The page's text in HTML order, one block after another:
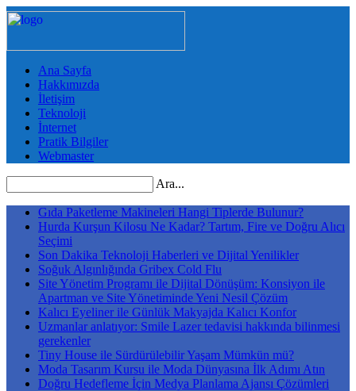
Ana Sayfa
Hakkımızda
İletişim
Teknoloji
İnternet
Pratik Bilgiler
Webmaster
Ara...
Gıda Paketleme Makineleri Hangi Tiplerde Bulunur?
Hurda Kurşun Kilosu Ne Kadar? Tartım, Fire ve Doğru Alıcı
Seçimi
Son Dakika Teknoloji Haberleri ve Dijital Yenilikler
Soğuk Algınlığında Gribex Cold Flu
Site Yönetim Programı ile Dijital Dönüşüm: Konsiyon ile
Apartman ve Site Yönetiminde Yeni Nesil Çözüm
Kalıcı Eyeliner ile Günlük Makyajda Kalıcı Konfor
Uzmanlar anlatıyor: Smile Lazer tedavisi hakkında bilinmesi
gerekenler
Tiny House ile Sürdürülebilir Yaşam Mümkün mü?
Moda Tasarım Kursu ile Moda Dünyasına İlk Adımı Atın
Doğru Hedefleme İçin Medya Planlama Ajansı Çözümleri